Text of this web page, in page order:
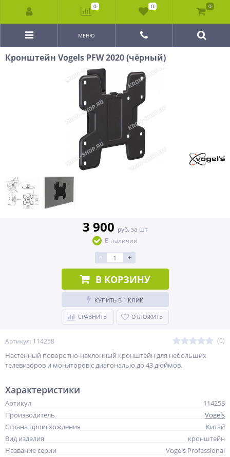
МЕНЮ
Кронштейн Vogels PFW 2020 (чёрный)
Артикул: 114258 (0)
Настенный поворотно-наклонный кронштейн для небольших
телевизоров и мониторов с диагональю до 43 дюймов.
3 900 руб. за шт
В наличии
- +
В КОРЗИНУ
КУПИТЬ В 1 КЛИК
СРАВНИТЬ ОТЛОЖИТЬ
Характеристики
Артикул
114258
Производитель
Vogels
Страна происхождения
Китай
Вид изделия
кронштейн
Название серии
Vogels Professional
0 0 0